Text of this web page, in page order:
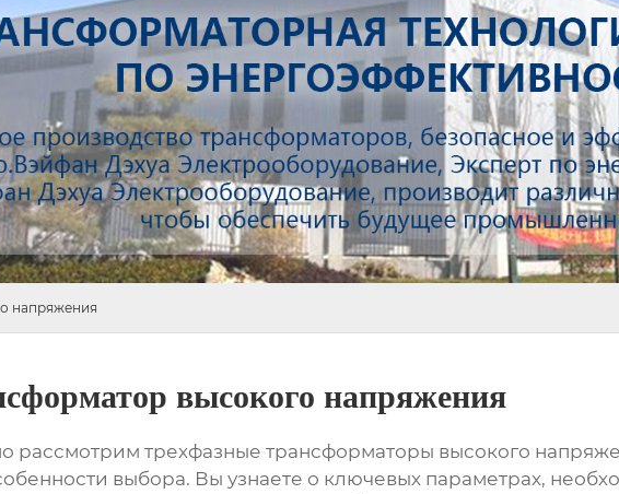
напряжения
высокого напряжения
рассмотрим трехфазные трансформаторы высокого
выбора. Вы узнаете о ключевых параметрах,